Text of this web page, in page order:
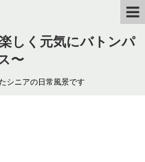
しく元気にバトンパ
〜
シニアの日常風景です